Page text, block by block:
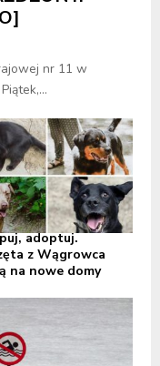
nr 11 w
adoptuj.
z Wągrowca
na nowe domy